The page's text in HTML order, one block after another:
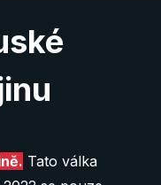
Tato válka